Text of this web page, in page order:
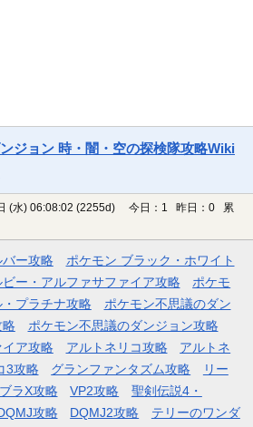
ジョン 時・闇・空の探検隊攻略Wiki
(水) 06:08:02 (2255d)
今日：1 昨日：0 累
ー攻略
ポケモン ブラック・ホワイト
ー・アルファサファイア攻略
ポケモ
プラチナ攻略
ポケモン不思議のダン
略
ポケモン不思議のダンジョン攻略
ア攻略
アルトネリコ攻略
アルトネ
3攻略 グランファンタズム攻略
リー
ラX攻略 VP2攻略
聖剣伝説4・
攻略 DQMJ2攻略
テリーのワンダ